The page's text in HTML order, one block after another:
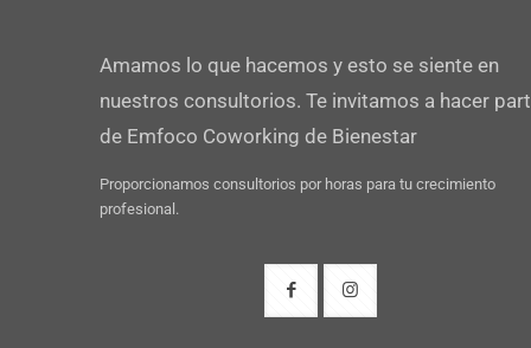
Amamos lo que hacemos y esto se siente en
nuestros consultorios. Te invitamos a hacer
de Emfoco Coworking de Bienestar
Proporcionamos consultorios por horas para tu crecimiento
profesional.